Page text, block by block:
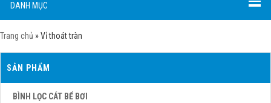
DANH MỤC
Trang chủ »Vỉ thoát tràn
SẢN PHẨM
BÌNH LỌC CÁT BỂ BƠI